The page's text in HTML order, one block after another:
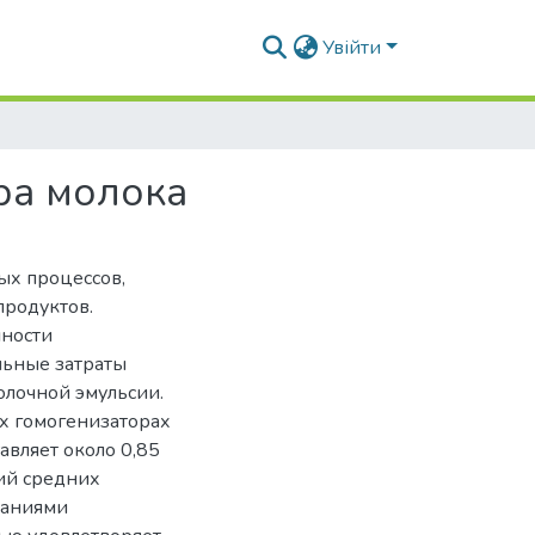
Увійти
молока
процессов,
затраты
эмульсии.
гомогенизаторах
около 0,85
средних